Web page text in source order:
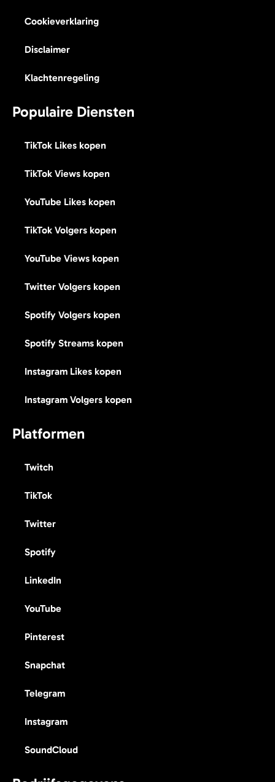
Cookieverklaring
Disclaimer
Klachtenregeling
Populaire Diensten
TikTok Likes kopen
TikTok Views kopen
YouTube Likes kopen
TikTok Volgers kopen
YouTube Views kopen
Twitter Volgers kopen
Spotify Volgers kopen
Spotify Streams kopen
Instagram Likes kopen
Instagram Volgers kopen
Platformen
Twitch
TikTok
Twitter
Spotify
LinkedIn
YouTube
Pinterest
Snapchat
Telegram
Instagram
SoundCloud